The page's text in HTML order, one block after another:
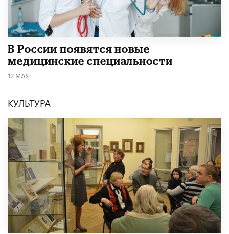
В России появятся новые
медицинские специальности
12 МАЯ
КУЛЬТУРА